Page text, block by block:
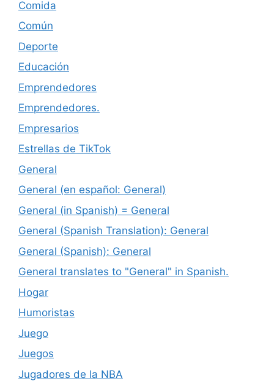
Comida
Común
Deporte
Educación
Emprendedores
Emprendedores.
Empresarios
Estrellas de TikTok
General
General (en español: General)
General (in Spanish) = General
General (Spanish Translation): General
General (Spanish): General
General translates to "General" in Spanish.
Hogar
Humoristas
Juego
Juegos
Jugadores de la NBA